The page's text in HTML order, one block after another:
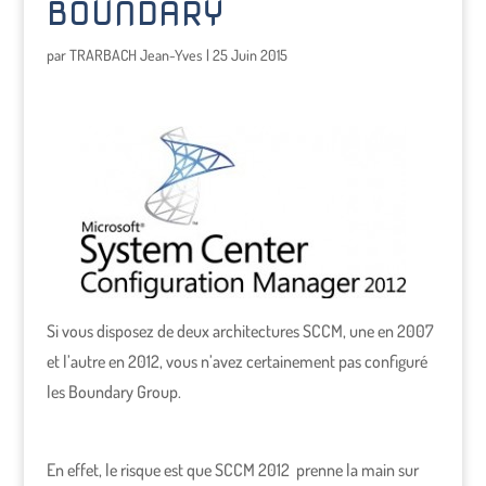
BOUNDARY
parTRARBACH Jean-Yves | 25 Juin 2015
Si vous disposez de deux architectures SCCM, une en 2007
et l’autre en 2012, vous n’avez certainement pas configuré
les Boundary Group.
En effet, le risque est que SCCM 2012 prenne la main sur